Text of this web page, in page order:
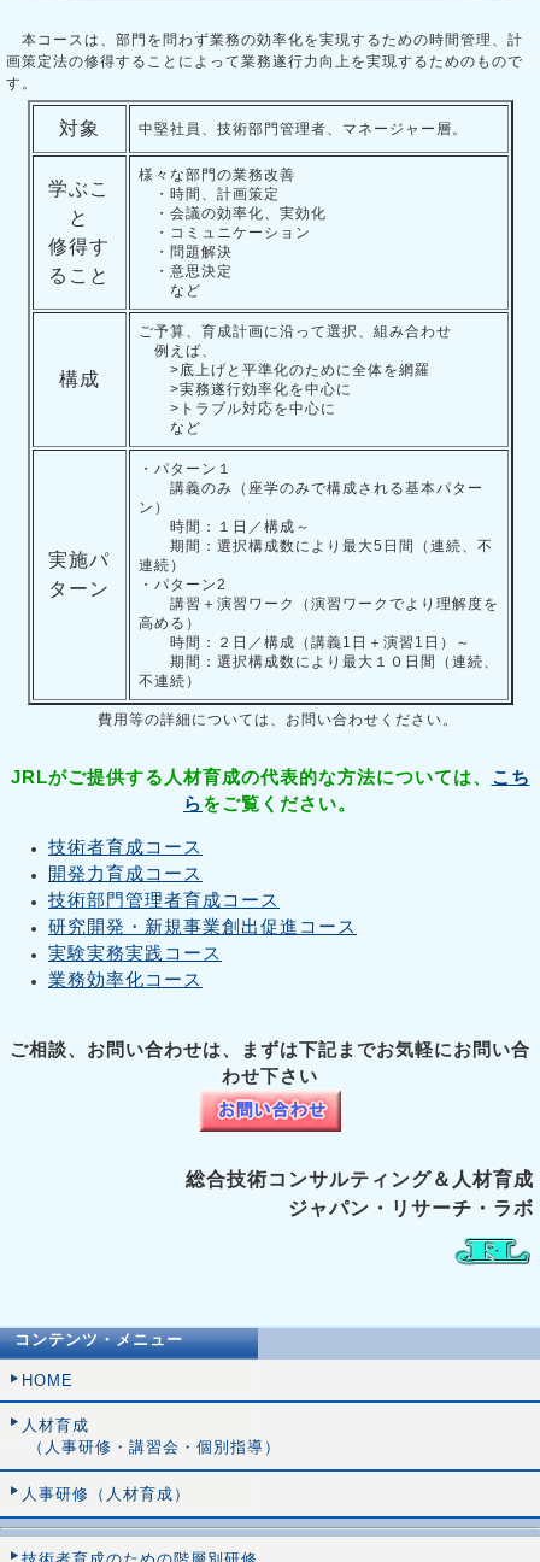
本コースは、部門を問わず業務の効率化を実現するための時間管理、計
画策定法の修得することによって業務遂行力向上を実現するためのもので
す。
対象 中堅社員、技術部門管理者、マネージャー層。
学ぶこ
と
修得す
ること
様々な部門の業務改善
・時間、計画策定
・会議の効率化、実効化
・コミュニケーション
・問題解決
・意思決定
など
構成
ご予算、育成計画に沿って選択、組み合わせ
例えば、
>底上げと平準化のために全体を網羅
>実務遂行効率化を中心に
>トラブル対応を中心に
など
実施パ
ターン
・パターン１
講義のみ（座学のみで構成される基本パター
ン）
時間：１日／構成～
期間：選択構成数により最大5日間（連続、不
連続）
・パターン2
講習＋演習ワーク（演習ワークでより理解度を
高める）
時間：２日／構成（講義1日＋演習1日）～
期間：選択構成数により最大１０日間（連続、
不連続）
費用等の詳細については、お問い合わせください。
JRLがご提供する人材育成の代表的な方法については、 こち
らをご覧ください。
技術者育成コース
開発力育成コース
技術部門管理者育成コース
研究開発・新規事業創出促進コース
実験実務実践コース
業務効率化コース
ご相談、お問い合わせは、まずは下記までお気軽にお問い合
わせ下さい
総合技術コンサルティング＆人材育成
ジャパン・リサーチ・ラボ
コンテンツ・メニュー
HOME
人材育成
（人事研修・講習会・個別指導）
人事研修（人材育成）